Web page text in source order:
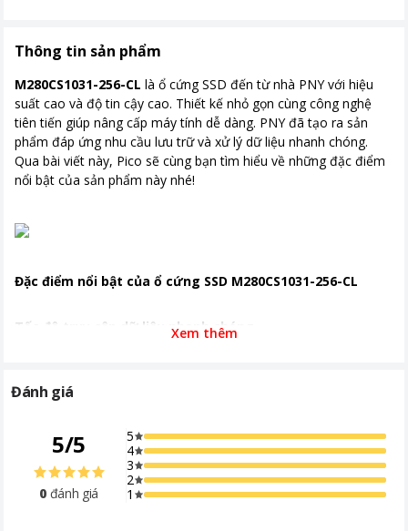
Thông tin sản phẩm
M280CS1031-256-CL là ổ cứng SSD đến từ nhà PNY với hiệu
suất cao và độ tin cậy cao. Thiết kế nhỏ gọn cùng công nghệ
tiên tiến giúp nâng cấp máy tính dễ dàng. PNY đã tạo ra sản
phẩm đáp ứng nhu cầu lưu trữ và xử lý dữ liệu nhanh chóng.
Qua bài viết này, Pico sẽ cùng bạn tìm hiểu về những đặc điểm
nổi bật của sản phẩm này nhé!
Đặc điểm nổi bật của ổ cứng SSD M280CS1031-256-CL
Tốc độ truy cập dữ liệu nhanh chóng
tiến. Đây là bước tiến quan trọng so với các ổ truyền thống.
, mang lại trải nghiệm máy tính mượt mà chưa từng
Xem thêm
Đánh giá
5/5
0 đánh giá
5
4
3
2
1